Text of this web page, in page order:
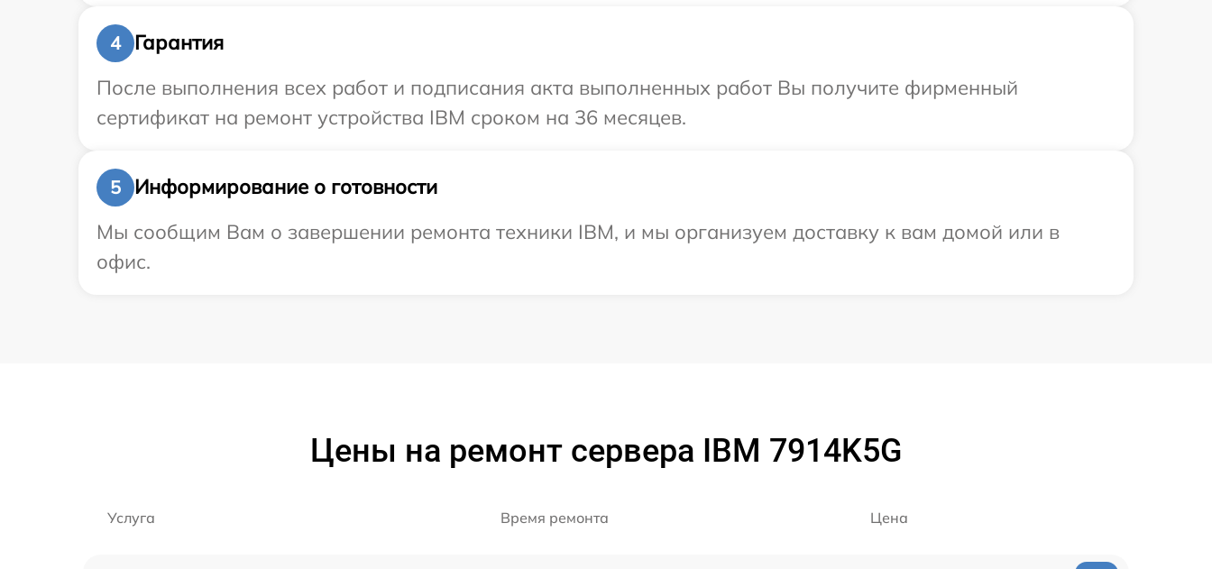
4
Гарантия
После выполнения всех работ и подписания акта выполненных работ Вы получите фирменный
сертификат на ремонт устройства IBM сроком на 36 месяцев.
5
Информирование о готовности
Мы сообщим Вам о завершении ремонта техники IBM, и мы организуем доставку к вам домой или в
офис.
Цены на ремонт сервера IBM 7914K5G
Услуга Время ремонта Цена